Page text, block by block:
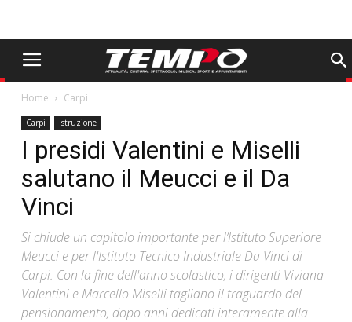
Home Carpi
Carpi Istruzione
I presidi Valentini e Miselli
salutano il Meucci e il Da
Vinci
Si chiude un capitolo importante per l’Istituto Superiore
Meucci e per l'Istituto Tecnico Industriale Da Vinci di
Carpi. Con la fine dell'anno scolastico, i dirigenti Viviana
Valentini e Marcello Miselli tagliano il traguardo del
pensionamento, dopo anni dedicati interamente alla